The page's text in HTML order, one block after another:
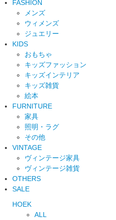
FASHION
メンズ
ウィメンズ
ジュエリー
KIDS
おもちゃ
キッズファッション
キッズインテリア
キッズ雑貨
絵本
FURNITURE
家具
照明・ラグ
その他
VINTAGE
ヴィンテージ家具
ヴィンテージ雑貨
OTHERS
SALE
HOEK
ALL